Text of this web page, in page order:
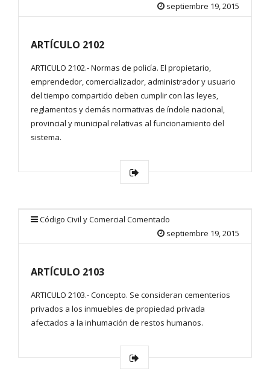
septiembre 19, 2015
ARTÍCULO 2102
ARTICULO 2102.- Normas de policía. El propietario,
emprendedor, comercializador, administrador y usuario
del tiempo compartido deben cumplir con las leyes,
reglamentos y demás normativas de índole nacional,
provincial y municipal relativas al funcionamiento del
sistema.
Código Civil y Comercial Comentado
septiembre 19, 2015
ARTÍCULO 2103
ARTICULO 2103.- Concepto. Se consideran cementerios
privados a los inmuebles de propiedad privada
afectados a la inhumación de restos humanos.